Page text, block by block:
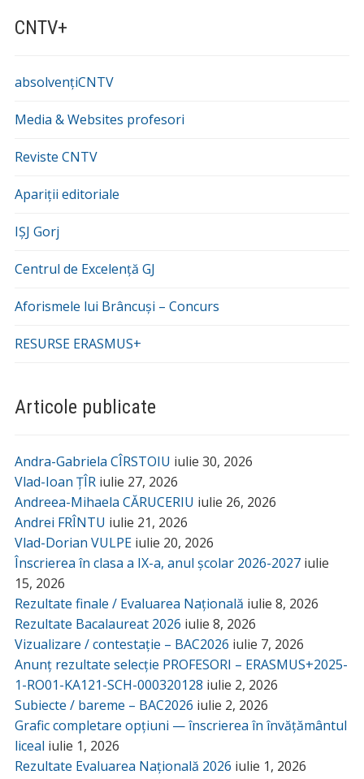
CNTV+
absolvențiCNTV
Media & Websites profesori
Reviste CNTV
Apariții editoriale
IȘJ Gorj
Centrul de Excelență GJ
Aforismele lui Brâncuși – Concurs
RESURSE ERASMUS+
Articole publicate
Andra-Gabriela CÎRSTOIU iulie 30, 2026
Vlad-Ioan ȚÎR iulie 27, 2026
Andreea-Mihaela CĂRUCERIU iulie 26, 2026
Andrei FRÎNTU iulie 21, 2026
Vlad-Dorian VULPE iulie 20, 2026
Înscrierea în clasa a IX-a, anul școlar 2026-2027 iulie
15, 2026
Rezultate finale / Evaluarea Națională iulie 8, 2026
Rezultate Bacalaureat 2026 iulie 8, 2026
Vizualizare / contestație – BAC2026 iulie 7, 2026
Anunț rezultate selecție PROFESORI – ERASMUS+2025-
1-RO01-KA121-SCH-000320128 iulie 2, 2026
Subiecte / bareme – BAC2026 iulie 2, 2026
Grafic completare opțiuni — înscrierea în învățământul
liceal iulie 1, 2026
Rezultate Evaluarea Națională 2026 iulie 1, 2026